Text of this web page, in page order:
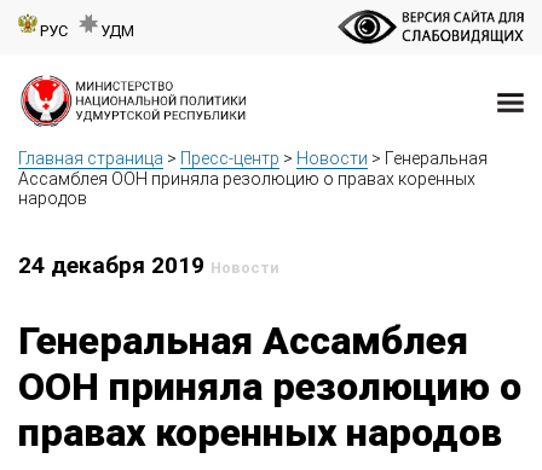
РУС УДМ
Главная страница > Пресс-центр > Новости > Генеральная
Ассамблея ООН приняла резолюцию о правах коренных
народов
24 декабря 2019 Новости
Генеральная Ассамблея
ООН приняла резолюцию о
правах коренных народов